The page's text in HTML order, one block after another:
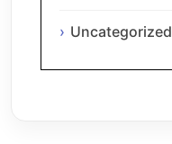
Uncategorized